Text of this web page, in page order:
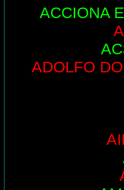
ACCIONA
ADOLFO